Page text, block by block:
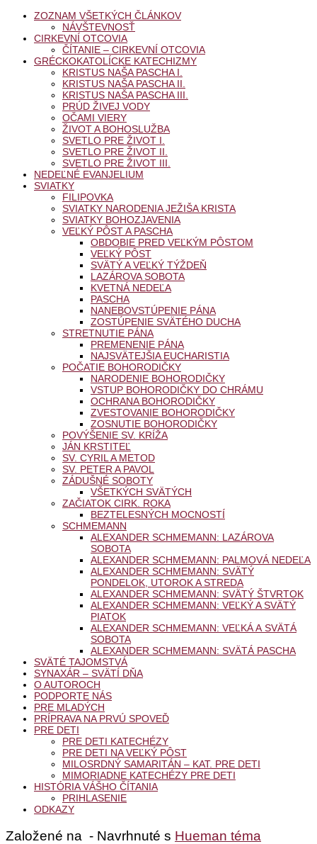
ZOZNAM VŠETKÝCH ČLÁNKOV
NÁVŠTEVNOSŤ
CIRKEVNÍ OTCOVIA
ČÍTANIE – CIRKEVNÍ OTCOVIA
GRÉCKOKATOLÍCKE KATECHIZMY
KRISTUS NAŠA PASCHA I.
KRISTUS NAŠA PASCHA II.
KRISTUS NAŠA PASCHA III.
PRÚD ŽIVEJ VODY
OČAMI VIERY
ŽIVOT A BOHOSLUŽBA
SVETLO PRE ŽIVOT I.
SVETLO PRE ŽIVOT II.
SVETLO PRE ŽIVOT III.
NEDEĽNÉ EVANJELIUM
SVIATKY
FILIPOVKA
SVIATKY NARODENIA JEŽIŠA KRISTA
SVIATKY BOHOZJAVENIA
VEĽKÝ PÔST A PASCHA
OBDOBIE PRED VEĽKÝM PÔSTOM
VEĽKÝ PÔST
SVÄTÝ A VEĽKÝ TÝŽDEŇ
LAZÁROVA SOBOTA
KVETNÁ NEDEĽA
PASCHA
NANEBOVSTÚPENIE PÁNA
ZOSTÚPENIE SVÄTÉHO DUCHA
STRETNUTIE PÁNA
PREMENENIE PÁNA
NAJSVÄTEJŠIA EUCHARISTIA
POČATIE BOHORODIČKY
NARODENIE BOHORODIČKY
VSTUP BOHORODIČKY DO CHRÁMU
OCHRANA BOHORODIČKY
ZVESTOVANIE BOHORODIČKY
ZOSNUTIE BOHORODIČKY
POVÝŠENIE SV. KRÍŽA
JÁN KRSTITEĽ
SV. CYRIL A METOD
SV. PETER A PAVOL
ZÁDUŠNÉ SOBOTY
VŠETKÝCH SVÄTÝCH
ZAČIATOK CIRK. ROKA
BEZTELESNÝCH MOCNOSTÍ
SCHMEMANN
ALEXANDER SCHMEMANN: LAZÁROVA
SOBOTA
ALEXANDER SCHMEMANN: PALMOVÁ NEDEĽA
ALEXANDER SCHMEMANN: SVÄTÝ
PONDELOK, UTOROK A STREDA
ALEXANDER SCHMEMANN: SVÄTÝ ŠTVRTOK
ALEXANDER SCHMEMANN: VEĽKÝ A SVÄTÝ
PIATOK
ALEXANDER SCHMEMANN: VEĽKÁ A SVÄTÁ
SOBOTA
ALEXANDER SCHMEMANN: SVÄTÁ PASCHA
SVÄTÉ TAJOMSTVÁ
SYNAXÁR – SVÄTÍ DŇA
O AUTOROCH
PODPORTE NÁS
PRE MLADÝCH
PRÍPRAVA NA PRVÚ SPOVEĎ
PRE DETI
PRE DETI KATECHÉZY
PRE DETI NA VEĽKÝ PÔST
MILOSRDNÝ SAMARITÁN – KAT. PRE DETI
MIMORIADNE KATECHÉZY PRE DETI
HISTÓRIA VÁŠHO ČÍTANIA
PRIHLASENIE
ODKAZY
Založené na - Navrhnuté s Hueman téma